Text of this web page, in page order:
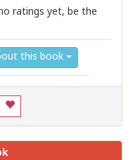
ratings yet, be the
this book